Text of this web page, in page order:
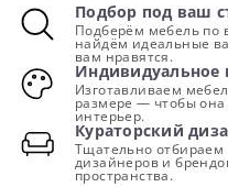
Подбор под ваш
Подберём мебель по
найдём идеальные
вам нравятся.
Индивидуальное
Изготавливаем
размере — чтобы
интерьер.
Кураторский
Тщательно отбираем
дизайнеров и
пространства.